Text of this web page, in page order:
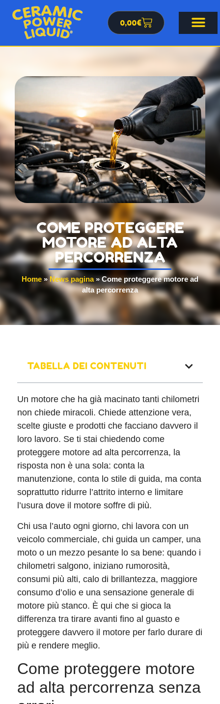
0,00€
COME PROTEGGERE
MOTORE AD ALTA
PERCORRENZA
Home » News pagina»Come proteggere motore ad
alta percorrenza
TABELLA DEI CONTENUTI
Un motore che ha già macinato tanti chilometri
non chiede miracoli. Chiede attenzione vera,
scelte giuste e prodotti che facciano davvero il
loro lavoro. Se ti stai chiedendo come
proteggere motore ad alta percorrenza, la
risposta non è una sola: conta la
manutenzione, conta lo stile di guida, ma conta
soprattutto ridurre l’attrito interno e limitare
l’usura dove il motore soffre di più.
Chi usa l’auto ogni giorno, chi lavora con un
veicolo commerciale, chi guida un camper, una
moto o un mezzo pesante lo sa bene: quando i
chilometri salgono, iniziano rumorosità,
consumi più alti, calo di brillantezza, maggiore
consumo d’olio e una sensazione generale di
motore più stanco. È qui che si gioca la
differenza tra tirare avanti fino al guasto e
proteggere davvero il motore per farlo durare di
più e rendere meglio.
Come proteggere motore
ad alta percorrenza senza